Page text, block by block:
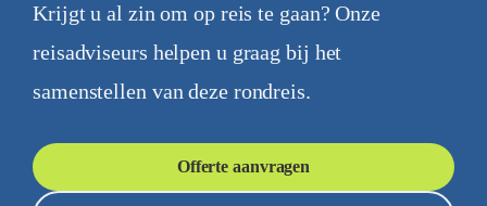
Krijgt u al zin om op reis te gaan? Onze
reisadviseurs helpen u graag bij het
samenstellen van deze rondreis.
Offerte aanvragen